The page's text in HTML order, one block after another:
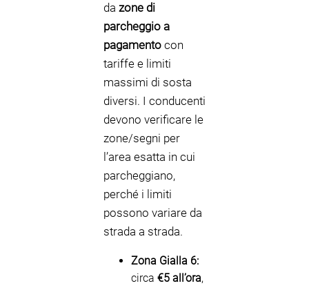
da zone di
parcheggio a
pagamento con
tariffe e limiti
massimi di sosta
diversi. I conducenti
devono verificare le
zone/segni per
l’area esatta in cui
parcheggiano,
perché i limiti
possono variare da
strada a strada.
Zona Gialla 6:
circa €5 all’ora,